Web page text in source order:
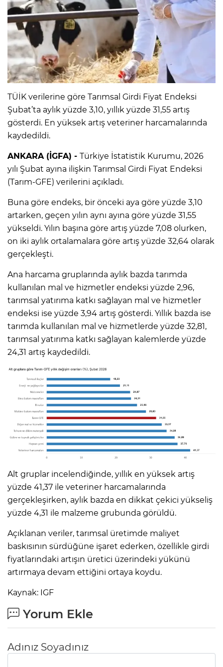
TÜİK verilerine göre Tarımsal Girdi Fiyat Endeksi
Şubat’ta aylık yüzde 3,10, yıllık yüzde 31,55 artış
gösterdi. En yüksek artış veteriner harcamalarında
kaydedildi.
ANKARA (İGFA) - Türkiye İstatistik Kurumu, 2026
yılı Şubat ayına ilişkin Tarımsal Girdi Fiyat Endeksi
(Tarım-GFE) verilerini açıkladı.
Buna göre endeks, bir önceki aya göre yüzde 3,10
artarken, geçen yılın aynı ayına göre yüzde 31,55
yükseldi. Yılın başına göre artış yüzde 7,08 olurken,
on iki aylık ortalamalara göre artış yüzde 32,64 olarak
gerçekleşti.
Ana harcama gruplarında aylık bazda tarımda
kullanılan mal ve hizmetler endeksi yüzde 2,96,
tarımsal yatırıma katkı sağlayan mal ve hizmetler
endeksi ise yüzde 3,94 artış gösterdi. Yıllık bazda ise
tarımda kullanılan mal ve hizmetlerde yüzde 32,81,
tarımsal yatırıma katkı sağlayan kalemlerde yüzde
24,31 artış kaydedildi.
Alt gruplar incelendiğinde, yıllık en yüksek artış
yüzde 41,37 ile veteriner harcamalarında
gerçekleşirken, aylık bazda en dikkat çekici yükseliş
yüzde 4,31 ile malzeme grubunda görüldü.
Açıklanan veriler, tarımsal üretimde maliyet
baskısının sürdüğüne işaret ederken, özellikle girdi
fiyatlarındaki artışın üretici üzerindeki yükünü
artırmaya devam ettiğini ortaya koydu.
Kaynak: IGF
Yorum Ekle
Adınız Soyadınız